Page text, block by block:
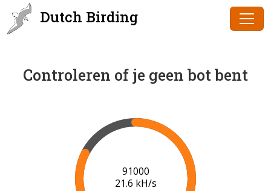
Dutch Birding
Controleren of je geen bot bent
91000
21.6 kH/s